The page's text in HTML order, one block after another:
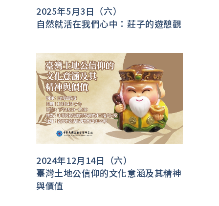
2025年5月3日（六）
自然就活在我們心中：莊子的遊憩觀
2024年12月14日（六）
臺灣土地公信仰的文化意涵及其精神
與價值